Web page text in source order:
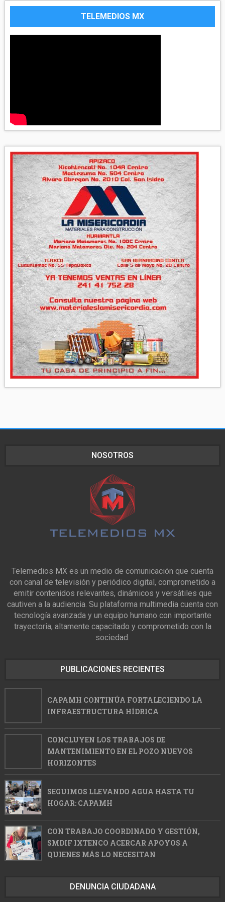
TELEMEDIOS MX
NOSOTROS
Telemedios MX es un medio de comunicación que cuenta
con canal de televisión y periódico digital, comprometido a
emitir contenidos relevantes, dinámicos y versátiles que
cautiven a la audiencia. Su plataforma multimedia cuenta con
tecnología avanzada y un equipo humano con importante
trayectoria, altamente capacitado y comprometido con la
sociedad.
PUBLICACIONES RECIENTES
CAPAMH CONTINÚA FORTALECIENDO LA
INFRAESTRUCTURA HÍDRICA
CONCLUYEN LOS TRABAJOS DE
MANTENIMIENTO EN EL POZO NUEVOS
HORIZONTES
SEGUIMOS LLEVANDO AGUA HASTA TU
HOGAR: CAPAMH
CON TRABAJO COORDINADO Y GESTIÓN,
SMDIF IXTENCO ACERCAR APOYOS A
QUIENES MÁS LO NECESITAN
DENUNCIA CIUDADANA